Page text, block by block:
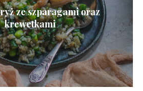
ze szparagami oraz
krewetkami